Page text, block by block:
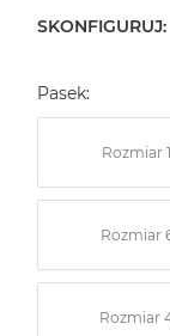
SKONFIGURUJ:
Pasek:
Rozmiar 1
Rozmiar
Rozmiar